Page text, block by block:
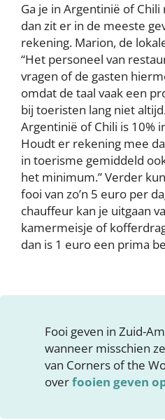
Ga je in Argentinië of
dan zit er in de meeste
rekening. Marion, de
“Het personeel van
vragen of de gasten
omdat de taal vaak een
bij toeristen lang niet
Argentinië of Chili is 10%
Houdt er rekening mee
in toerisme gemiddeld
het minimum.” Verder
fooi van zo’n 5 euro per
chauffeur kan je uitgaan
kamermeisje of
dan is 1 euro een prima
Fooi geven in Zuid-
wanneer misschien
van Corners of the
overfooien geven